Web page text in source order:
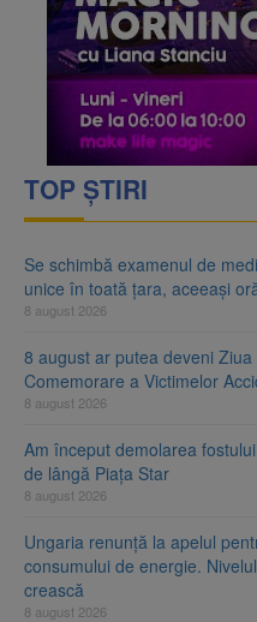
primesc îngrijiri
oră și același barem
TOP ȘTIRI
Se schimbă examenul de
unice în toată țara, aceeași
8 august 2026
8 august ar putea deveni
Comemorare a Victimelor
8 august 2026
Am început demolarea
de lângă Piața Star
8 august 2026
Ungaria renunță la apelul
consumului de energie.
crească
8 august 2026